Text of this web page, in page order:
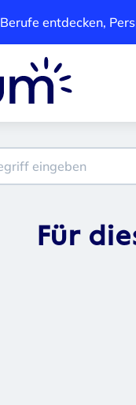
Berufe entdecken,
Für